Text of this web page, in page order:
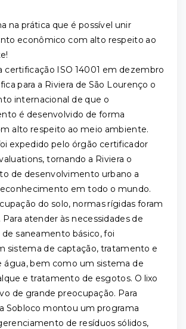
na prática que é possível unir
econômico com alto respeito ao
certificação ISO 14001 em dezembro
para a Riviera de São Lourenço o
internacional de que o
é desenvolvido de forma
alto respeito ao meio ambiente.
expedido pelo órgão certificador
tornando a Riviera o
de desenvolvimento urbano a
em todo o mundo.
do solo, normas rígidas foram
atender às necessidades de
saneamento básico, foi
sistema de captação, tratamento e
água, bem como um sistema de
e tratamento de esgotos. O lixo
de grande preocupação. Para
Sobloco montou um programa
de resíduos sólidos,